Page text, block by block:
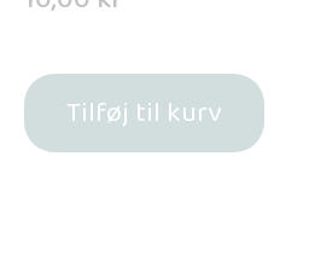
Tilføj til kurv